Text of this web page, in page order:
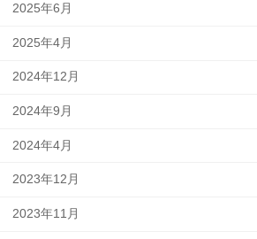
2025年6月
2025年4月
2024年12月
2024年9月
2024年4月
2023年12月
2023年11月